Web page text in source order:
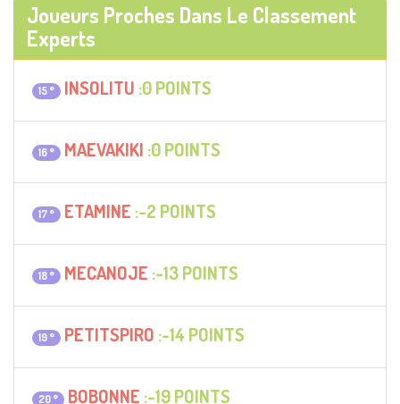
Joueurs Proches Dans Le Classement
Experts
15 ° INSOLITU :0 POINTS
16 ° MAEVAKIKI :0 POINTS
17 ° ETAMINE :-2 POINTS
18 ° MECANOJE :-13 POINTS
19 ° PETITSPIRO :-14 POINTS
20 ° BOBONNE :-19 POINTS